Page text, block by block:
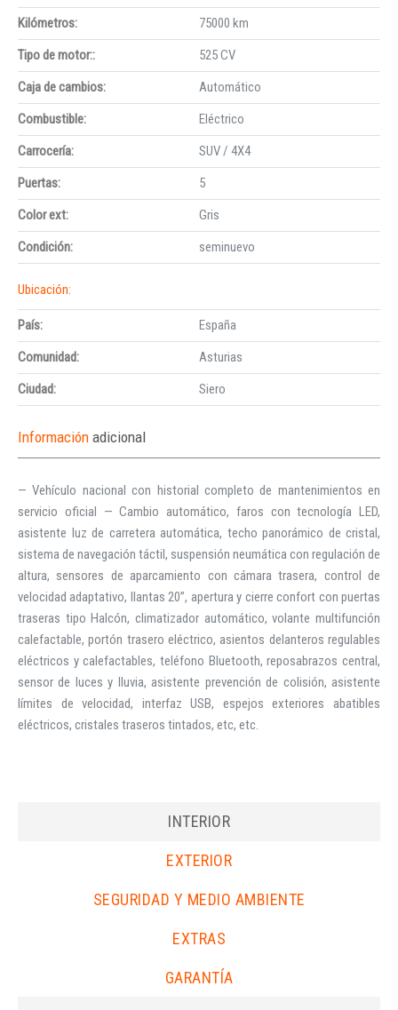
Kilómetros:
75000 km
Tipo de motor::
525 CV
Caja de cambios:
Automático
Combustible:
Eléctrico
Carrocería:
SUV / 4X4
Puertas:
5
Color ext:
Gris
Condición:
seminuevo
Ubicación:
País:
España
Comunidad:
Asturias
Ciudad:
Siero
Información adicional
— Vehículo nacional con historial completo de mantenimientos en
servicio oficial — Cambio automático, faros con tecnología LED,
asistente luz de carretera automática, techo panorámico de cristal,
sistema de navegación táctil, suspensión neumática con regulación de
altura, sensores de aparcamiento con cámara trasera, control de
velocidad adaptativo, llantas 20”, apertura y cierre confort con puertas
traseras tipo Halcón, climatizador automático, volante multifunción
calefactable, portón trasero eléctrico, asientos delanteros regulables
eléctricos y calefactables, teléfono Bluetooth, reposabrazos central,
sensor de luces y lluvia, asistente prevención de colisión, asistente
límites de velocidad, interfaz USB, espejos exteriores abatibles
eléctricos, cristales traseros tintados, etc, etc.
INTERIOR
EXTERIOR
SEGURIDAD Y MEDIO AMBIENTE
EXTRAS
GARANTÍA